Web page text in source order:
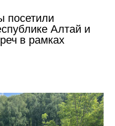
посетили
Алтай и
в рамках